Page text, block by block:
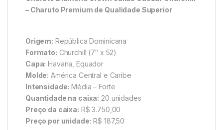
– Charuto Premium de Qualidade Superior
Origem: República Dominicana
Formato: Churchill (7″ x 52)
Capa: Havana, Equador
Molde: América Central e Caribe
Intensidade: Média – Forte
Quantidade na caixa: 20 unidades
Preço da caixa: R$ 3.750,00
Preço por unidade: R$ 187,50